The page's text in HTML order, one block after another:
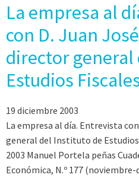
La empresa al
con D. Juan
director
Estudios
19 diciembre 2003
La empresa al día. Entrevista
general del Instituto de Estudios
2003 Manuel Portela peñas
Económica, N.º 177